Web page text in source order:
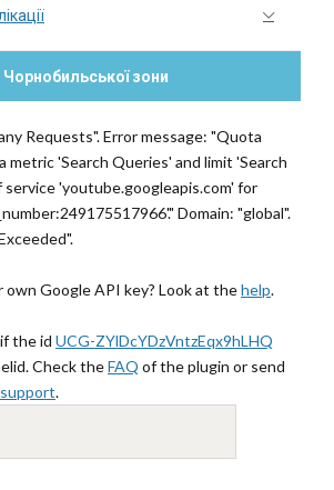
зони
Requests". Error message: "Quota
metric 'Search Queries' and limit 'Search
'youtube.googleapis.com' for
Domain: "global".
own Google API key? Look at thehelp.
the id UCG-ZYlDcYDzVntzEqx9hLHQ
Check theFAQ of the plugin or send
support.